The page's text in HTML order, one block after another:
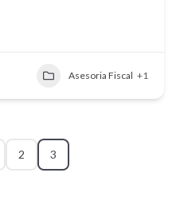
Asesoria Fiscal +1
2 3